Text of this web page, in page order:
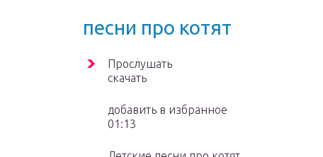
песни про котят
Прослушать
скачать
добавить в избранное
01:13